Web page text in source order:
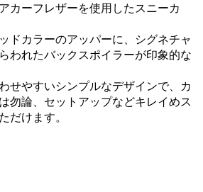
カーフレザーを使用したスニーカ
ドカラーのアッパーに、シグネチャ
われたバックスポイラーが印象的な
せやすいシンプルなデザインで、カ
勿論、セットアップなどキレイめス
だけます。